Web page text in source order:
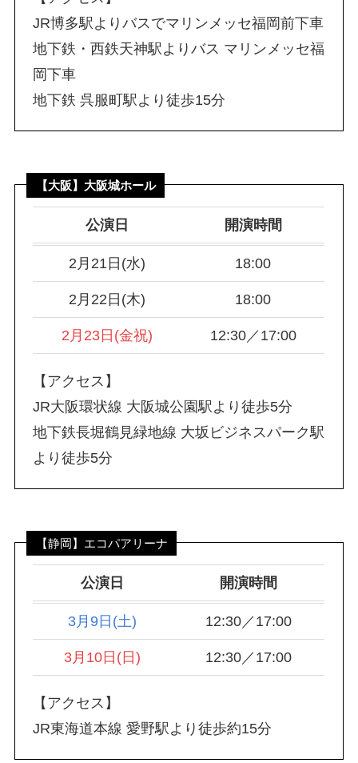
JR博多駅よりバスでマリンメッセ福岡前下車
地下鉄・西鉄天神駅よりバス マリンメッセ福
岡下車
地下鉄 呉服町駅より徒歩15分
【大阪】大阪城ホール
公演日 開演時間
2月21日(水) 18:00
2月22日(木) 18:00
2月23日(金祝) 12:30／17:00
【アクセス】
JR大阪環状線 大阪城公園駅より徒歩5分
地下鉄長堀鶴見緑地線 大坂ビジネスパーク駅
より徒歩5分
【静岡】エコパアリーナ
公演日 開演時間
3月9日(土) 12:30／17:00
3月10日(日) 12:30／17:00
【アクセス】
JR東海道本線 愛野駅より徒歩約15分